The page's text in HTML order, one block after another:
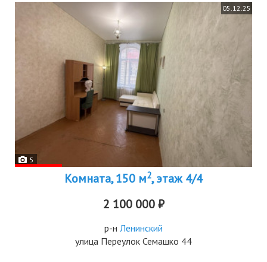
05.12.25
5
Комната, 150 м2, этаж 4/4
2 100 000 ₽
р-н Ленинский
улица Переулок Семашко 44